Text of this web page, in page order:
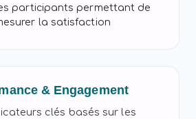
participants permettant de
la satisfaction
& Engagement
clés basés sur les